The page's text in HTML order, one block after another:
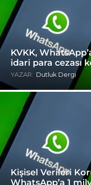
KVKK,
idari para cezası
YAZAR: Dutluk Dergi
Kişisel Verileri
WhatsApp’a 1